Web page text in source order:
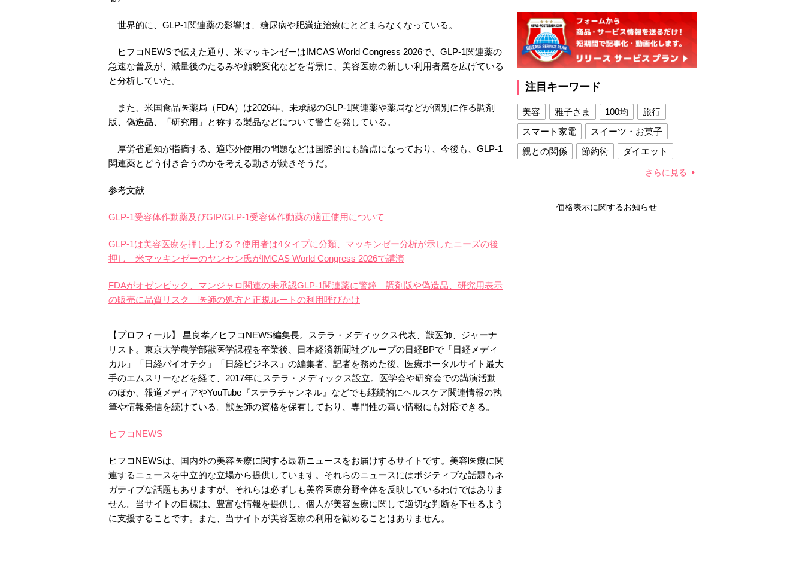
世界的に、GLP-1関連薬の影響は、糖尿病や肥満症治療にとどまらなくなっている。
ヒフコNEWSで伝えた通り、米マッキンゼーはIMCAS World Congress 2026で、GLP-1関連薬の
急速な普及が、減量後のたるみや顔貌変化などを背景に、美容医療の新しい利用者層を広げている
と分析していた。
また、米国食品医薬局（FDA）は2026年、未承認のGLP-1関連薬や薬局などが個別に作る調剤
版、偽造品、「研究用」と称する製品などについて警告を発している。
厚労省通知が指摘する、適応外使用の問題などは国際的にも論点になっており、今後も、GLP-1
関連薬とどう付き合うのかを考える動きが続きそうだ。
参考文献
GLP-1受容体作動薬及びGIP/GLP-1受容体作動薬の適正使用について
GLP-1は美容医療を押し上げる？使用者は4タイプに分類、マッキンゼー分析が示したニーズの後
押し 米マッキンゼーのヤンセン氏がIMCAS World Congress 2026で講演
FDAがオゼンピック、マンジャロ関連の未承認GLP-1関連薬に警鐘 調剤版や偽造品、研究用表示
の販売に品質リスク 医師の処方と正規ルートの利用呼びかけ
【プロフィール】 星良孝／ヒフコNEWS編集長。ステラ・メディックス代表、獣医師、ジャーナ
リスト。東京大学農学部獣医学課程を卒業後、日本経済新聞社グループの日経BPで「日経メディ
カル」「日経バイオテク」「日経ビジネス」の編集者、記者を務めた後、医療ポータルサイト最大
手のエムスリーなどを経て、2017年にステラ・メディックス設立。医学会や研究会での講演活動
のほか、報道メディアやYouTube『ステラチャンネル』などでも継続的にヘルスケア関連情報の執
筆や情報発信を続けている。獣医師の資格を保有しており、専門性の高い情報にも対応できる。
ヒフコNEWS
ヒフコNEWSは、国内外の美容医療に関する最新ニュースをお届けするサイトです。美容医療に関
連するニュースを中立的な立場から提供しています。それらのニュースにはポジティブな話題もネ
ガティブな話題もありますが、それらは必ずしも美容医療分野全体を反映しているわけではありま
せん。当サイトの目標は、豊富な情報を提供し、個人が美容医療に関して適切な判断を下せるよう
に支援することです。また、当サイトが美容医療の利用を勧めることはありません。
注目キーワード
美容 雅子さま 100均
旅行
スマート家電
スイーツ・お菓子
親との関係
節約術
ダイエット
夫との関係
新津春子 どか食い
さらに見る
価格表示に関するお知らせ